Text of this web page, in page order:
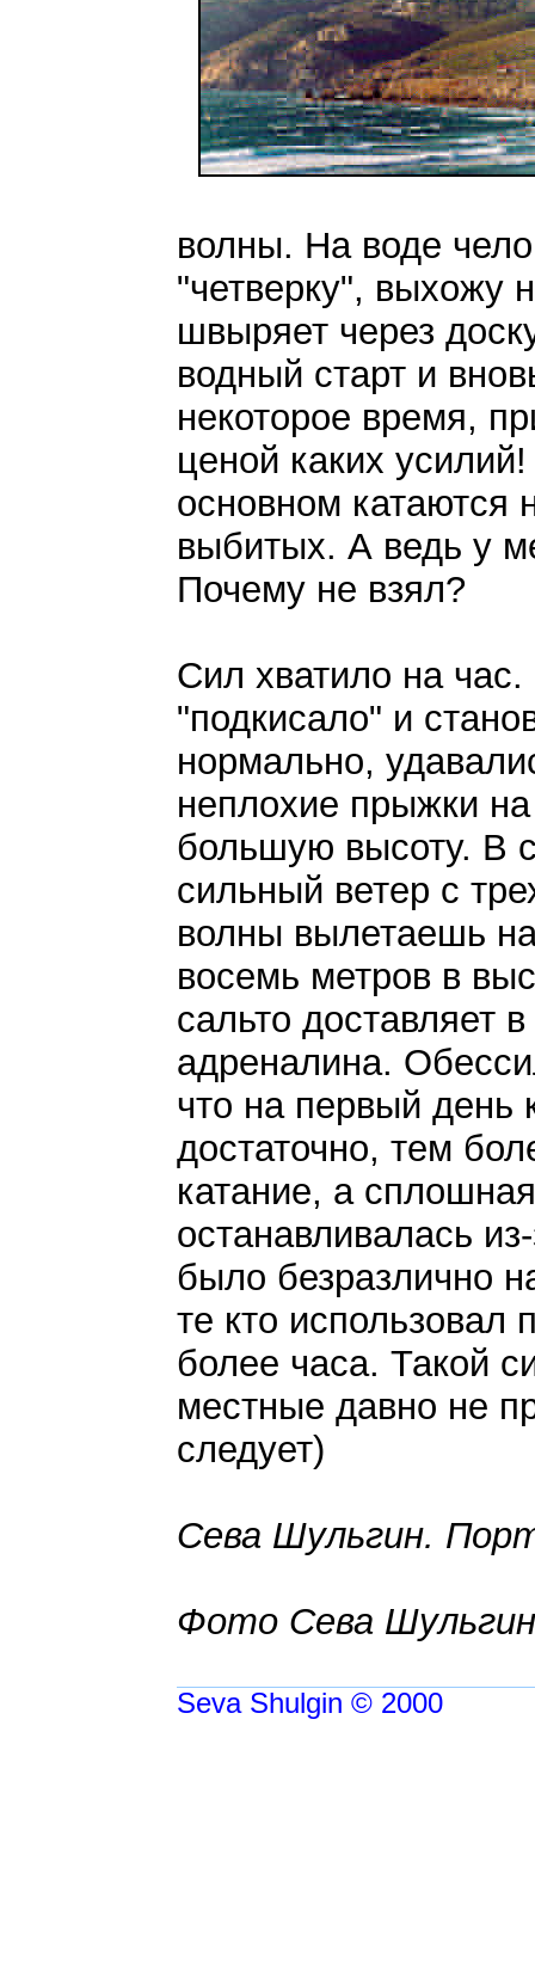
волны. На воде
"четверку", выхожу
швыряет через
водный старт и
некоторое время,
ценой каких
основном катаются
выбитых. А ведь у
Почему не взял?
Сил хватило на час.
"подкисало" и
нормально,
неплохие прыжки
большую высоту. В
сильный ветер с
волны вылетаешь
восемь метров в
сальто доставляет
адреналина.
что на первый день
достаточно, тем
катание, а
останавливалась
было безразлично
те кто
более часа. Такой
местные давно не
следует)
Сева Шульгин.
Фото Сева Шульгин
Seva Shulgin © 2000